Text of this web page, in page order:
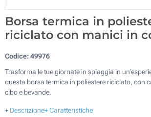
Borsa termica in
riciclato con manici in
Codice:49976
Trasforma le tue giornate in spiaggia in
questa borsa termica in poliestere riciclato, con
cibo e bevande.
+ Descrizione+ Caratteristiche